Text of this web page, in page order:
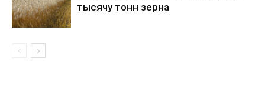
тысячу тонн зерна